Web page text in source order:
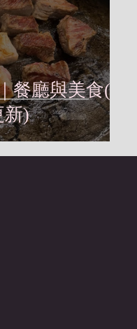
餐廳與美食(持
新)